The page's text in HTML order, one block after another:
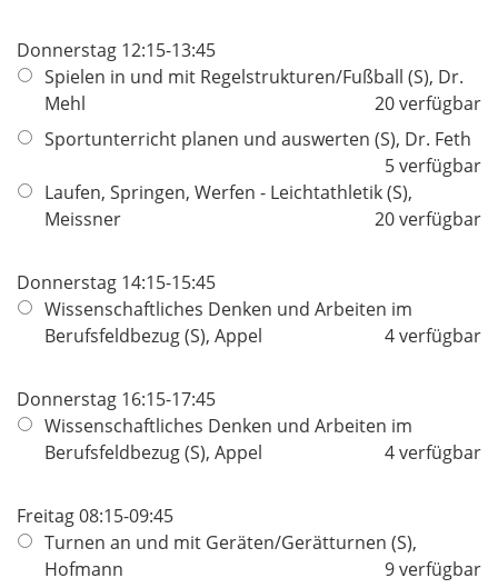
Donnerstag 12:15-13:45
Spielen in und mit Regelstrukturen/Fußball (S), Dr.
Mehl
20 verfügbar
Sportunterricht planen und auswerten (S), Dr. Feth
5 verfügbar
Laufen, Springen, Werfen - Leichtathletik (S),
Meissner
20 verfügbar
Donnerstag 14:15-15:45
Wissenschaftliches Denken und Arbeiten im
Berufsfeldbezug (S), Appel
4 verfügbar
Donnerstag 16:15-17:45
Wissenschaftliches Denken und Arbeiten im
Berufsfeldbezug (S), Appel
4 verfügbar
Freitag 08:15-09:45
Turnen an und mit Geräten/Gerätturnen (S),
Hofmann
9 verfügbar